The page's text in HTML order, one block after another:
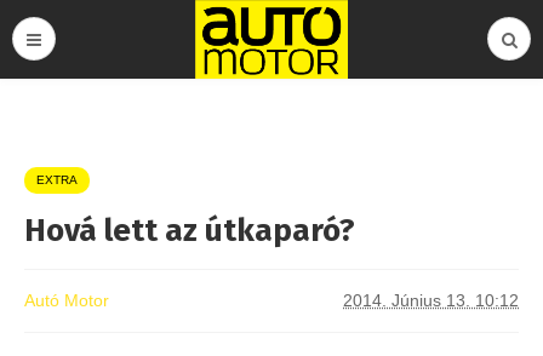
EXTRA
Hová lett az útkaparó?
Autó Motor 2014. Június 13. 10:12